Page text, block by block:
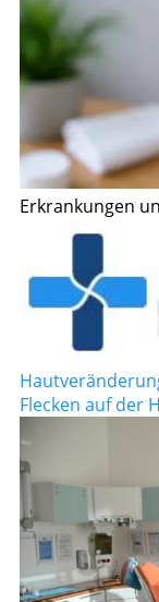
Erkrankungen
Flecken auf der